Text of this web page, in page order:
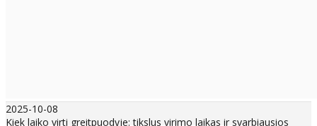
2025-10-08
Kiek laiko virti greitpuodyje: tikslus virimo laikas ir svarbiausios